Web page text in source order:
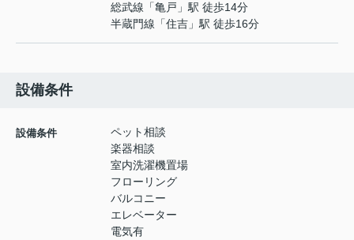
総武線 「亀戸 」駅 徒歩14分
半蔵門線 「住吉 」駅 徒歩16分
設備条件
設備条件
ペット相談
楽器相談
室内洗濯機置場
フローリング
バルコニー
エレベーター
電気有